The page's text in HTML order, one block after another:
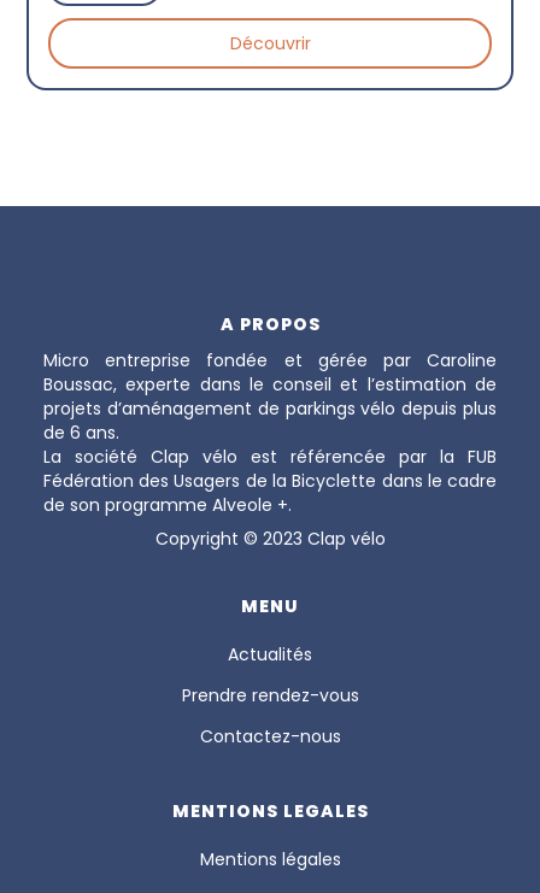
Découvrir
A PROPOS
Micro entreprise fondée et gérée par Caroline
Boussac, experte dans le conseil et l’estimation de
projets d’aménagement de parkings vélo depuis plus
de 6 ans.
La société Clap vélo est référencée par la FUB
Fédération des Usagers de la Bicyclette dans le cadre
de son programme Alveole +.
Copyright © 2023 Clap vélo
MENU
Actualités
Prendre rendez-vous
Contactez-nous
MENTIONS LEGALES
Mentions légales